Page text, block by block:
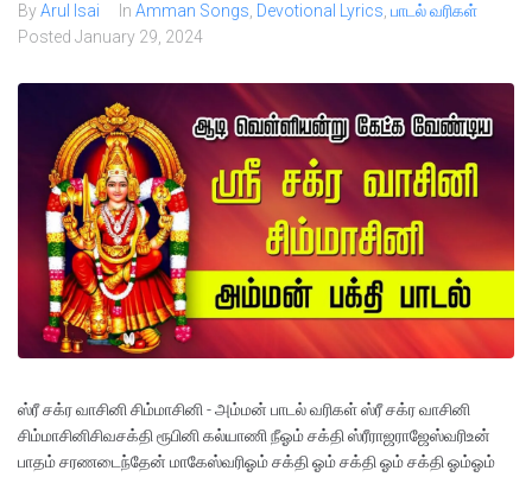
ByArul Isai In Amman Songs Devotional Lyrics பாடல் வரிகள்
Posted January 29, 2024
ஸ்ரீ சக்ர வாசினி சிம்மாசினி - அம்மன் பாடல் வரிகள் ஸ்ரீ சக்ர வாசினி
சிம்மாசினிசிவசக்தி ரூபினி கல்யாணி நீஓம் சக்தி ஸ்ரீராஜராஜேஸ்வரிஉன்
பாதம் சரணடைந்தேன் மாகேஸ்வரிஓம் சக்தி ஓம் சக்தி ஓம் சக்தி ஓம்ஓம்